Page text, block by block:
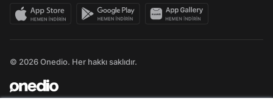
© 2026 Onedio. Her hakkı saklıdır.